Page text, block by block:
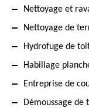
Nettoyage et
Nettoyage de
Hydrofuge de
Habillage
Entreprise de
Démoussage de